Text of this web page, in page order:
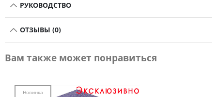
РУКОВОДСТВО
ОТЗЫВЫ (0)
Вам также может понравиться
Новинка